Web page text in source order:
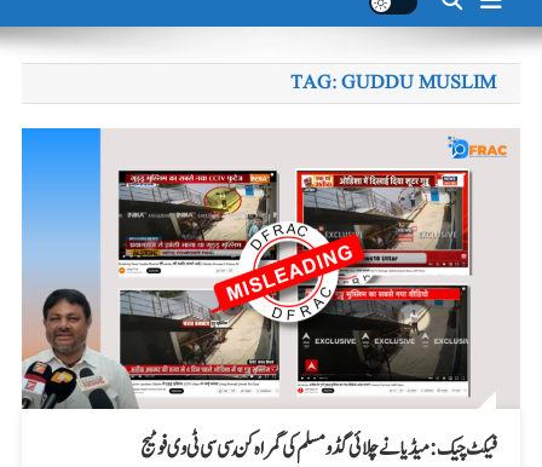
TAG:GUDDU MUSLIM
فیکٹ چیک: میڈیا نے چلائی گڈو مسلم کی گمراہ کُن سی سی ٹی وی فوٹیج